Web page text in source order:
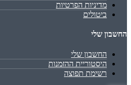
מדיניות הפרטיות
ביטולים
החשבון שלי
החשבון שלי
היסטוריית ההזמנות
רשימת תפוצה